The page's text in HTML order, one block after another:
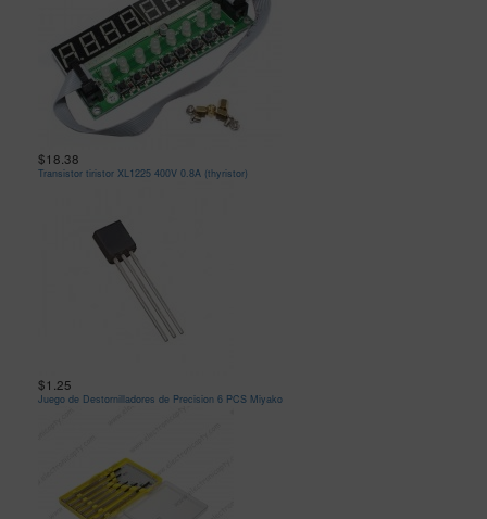
$18.38
Transistor tiristor XL1225 400V 0.8A (thyristor)
$1.25
Juego de Destornilladores de Precision 6 PCS Miyako